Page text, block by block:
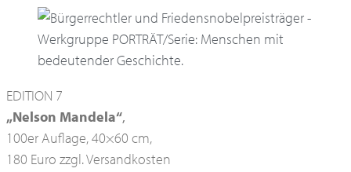
EDITION 7
„Nelson Mandela“,
100er Auflage, 40×60 cm,
180 Euro zzgl. Versandkosten